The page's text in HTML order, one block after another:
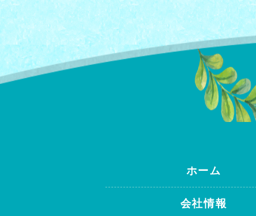
ホーム
会社情報